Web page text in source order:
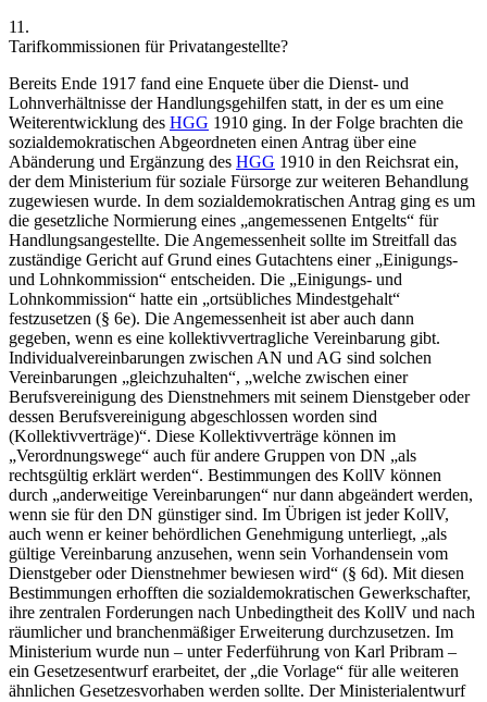
11.
Tarifkommissionen für Privatangestellte?
Bereits Ende 1917 fand eine Enquete über die Dienst- und
Lohnverhältnisse der Handlungsgehilfen statt, in der es um eine
Weiterentwicklung des HGG 1910 ging. In der Folge brachten die
sozialdemokratischen Abgeordneten einen Antrag über eine
Abänderung und Ergänzung des HGG 1910 in den Reichsrat ein,
der dem Ministerium für soziale Fürsorge zur weiteren Behandlung
zugewiesen wurde. In dem sozialdemokratischen Antrag ging es um
die gesetzliche Normierung eines „angemessenen Entgelts“ für
Handlungsangestellte. Die Angemessenheit sollte im Streitfall das
zuständige Gericht auf Grund eines Gutachtens einer „Einigungs-
und Lohnkommission“ entscheiden. Die „Einigungs- und
Lohnkommission“ hatte ein „ortsübliches Mindestgehalt“
festzusetzen (§ 6e). Die Angemessenheit ist aber auch dann
gegeben, wenn es eine kollektivvertragliche Vereinbarung gibt.
Individualvereinbarungen zwischen AN und AG sind solchen
Vereinbarungen „gleichzuhalten“, „welche zwischen einer
Berufsvereinigung des Dienstnehmers mit seinem Dienstgeber oder
dessen Berufsvereinigung abgeschlossen worden sind
(Kollektivverträge)“. Diese Kollektivverträge können im
„Verordnungswege“ auch für andere Gruppen von DN „als
rechtsgültig erklärt werden“. Bestimmungen des KollV können
durch „anderweitige Vereinbarungen“ nur dann abgeändert werden,
wenn sie für den DN günstiger sind. Im Übrigen ist jeder KollV,
auch wenn er keiner behördlichen Genehmigung unterliegt, „als
gültige Vereinbarung anzusehen, wenn sein Vorhandensein vom
Dienstgeber oder Dienstnehmer bewiesen wird“ (§ 6d). Mit diesen
Bestimmungen erhofften die sozialdemokratischen Gewerkschafter,
ihre zentralen Forderungen nach Unbedingtheit des KollV und nach
räumlicher und branchenmäßiger Erweiterung durchzusetzen. Im
Ministerium wurde nun – unter Federführung von Karl Pribram –
ein Gesetzesentwurf erarbeitet, der „die Vorlage“ für alle weiteren
ähnlichen Gesetzesvorhaben werden sollte. Der Ministerialentwurf